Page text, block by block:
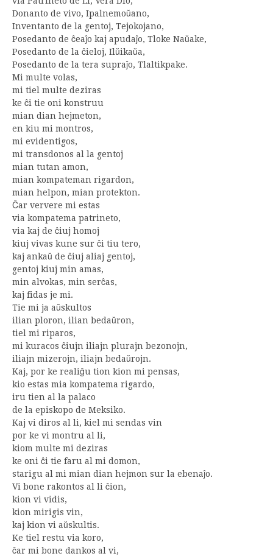
Donanto de vivo, Ipalnemoŭano,
Inventanto de la gentoj, Tejokojano,
Posedanto de ĉeaĵo kaj apudaĵo, Tloke Naŭake,
Posedanto de la ĉieloj, Ilŭikaŭa,
Posedanto de la tera supraĵo, Tlaltikpake.
Mi multe volas,
mi tiel multe deziras
ke ĉi tie oni konstruu
mian dian hejmeton,
en kiu mi montros,
mi evidentigos,
mi transdonos al la gentoj
mian tutan amon,
mian kompateman rigardon,
mian helpon, mian protekton.
Ĉar ververe mi estas
via kompatema patrineto,
via kaj de ĉiuj homoj
kiuj vivas kune sur ĉi tiu tero,
kaj ankaŭ de ĉiuj aliaj gentoj,
gentoj kiuj min amas,
min alvokas, min serĉas,
kaj fidas je mi.
Tie mi ja aŭskultos
ilian ploron, ilian bedaŭron,
tiel mi riparos,
mi kuracos ĉiujn iliajn plurajn bezonojn,
iliajn mizerojn, iliajn bedaŭrojn.
Kaj, por ke realiĝu tion kion mi pensas,
kio estas mia kompatema rigardo,
iru tien al la palaco
de la episkopo de Meksiko.
Kaj vi diros al li, kiel mi sendas vin
por ke vi montru al li,
kiom multe mi deziras
ke oni ĉi tie faru al mi domon,
starigu al mi mian dian hejmon sur la ebenaĵo.
Vi bone rakontos al li ĉion,
kion vi vidis,
kion mirigis vin,
kaj kion vi aŭskultis.
Ke tiel restu via koro,
ĉar mi bone dankos al vi,